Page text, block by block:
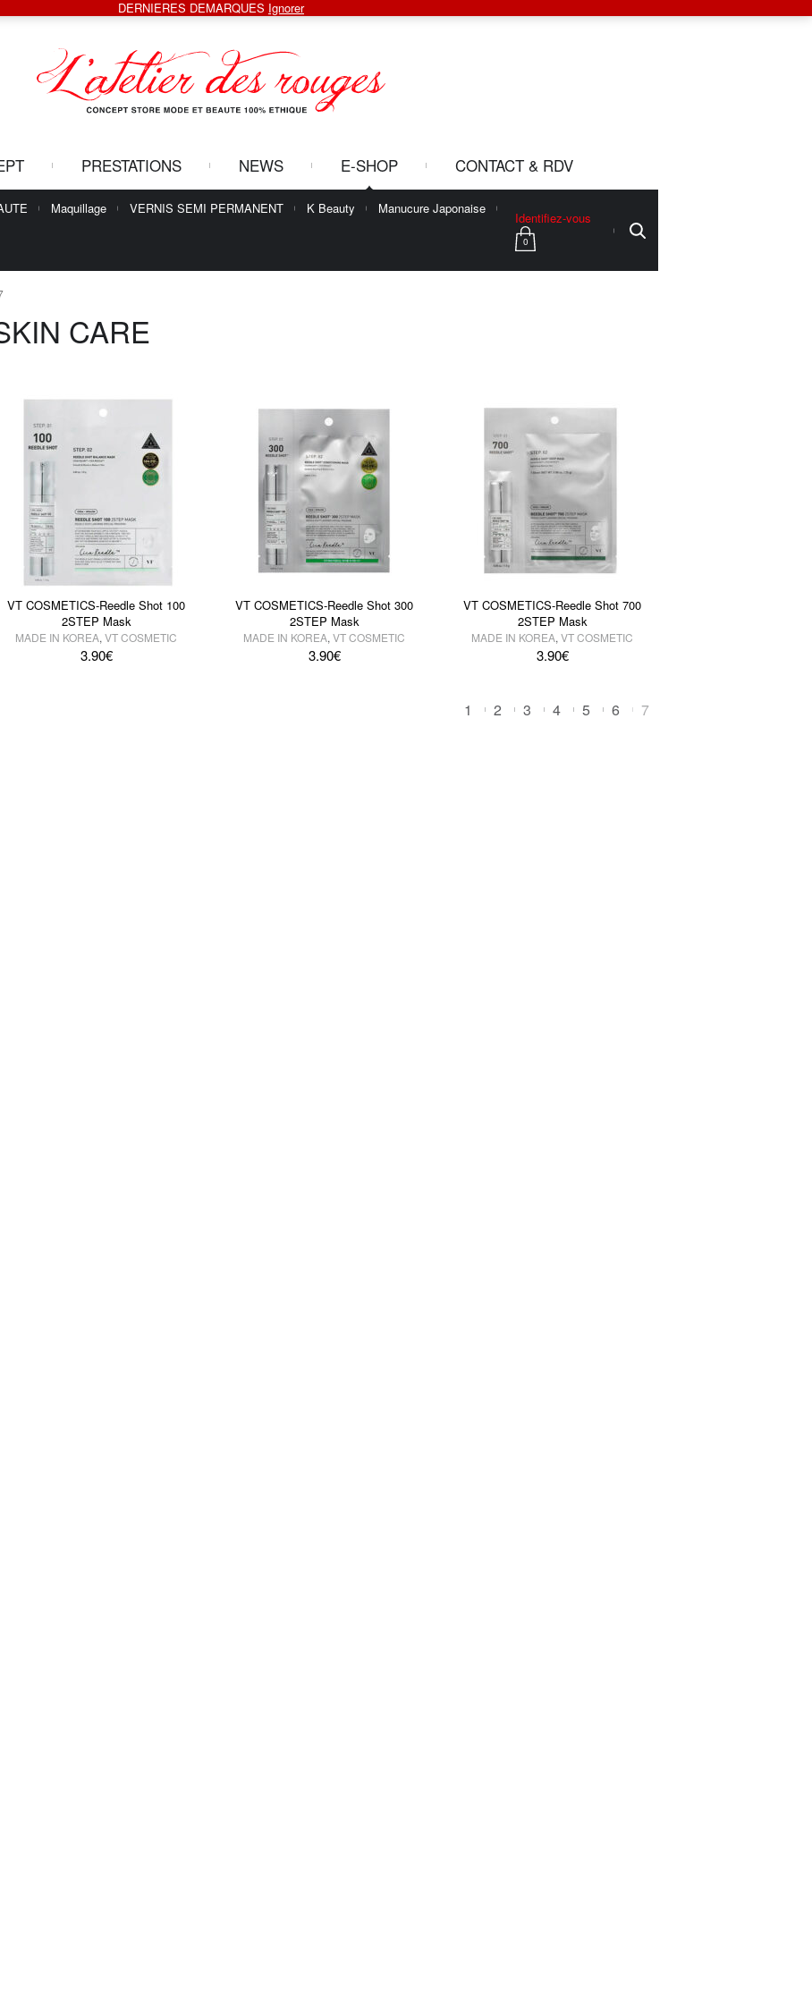
PRESTATIONS NEWS E-SHOP CONTACT & RDV
Maquillage VERNIS SEMI PERMANENT K Beauty Manucure Japonaise
Identifiez-vous
0
CARE
VT COSMETICS-Reedle Shot 100
2STEP Mask
MADE IN KOREA, VT COSMETIC
3.90€
VT COSMETICS-Reedle Shot 300
2STEP Mask
MADE IN KOREA, VT COSMETIC
3.90€
VT COSMETICS-Reedle Shot 700
2STEP Mask
MADE IN KOREA, VT COSMETIC
3.90€
1 2 3 4 5 6 7
DERNIERES DEMARQUES Ignorer